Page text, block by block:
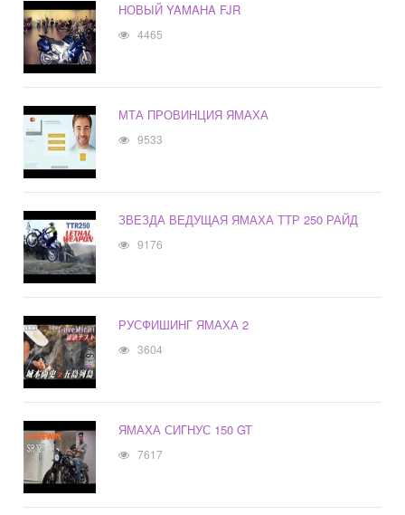
НОВЫЙ YAMAHA FJR
4465
МТА ПРОВИНЦИЯ ЯМАХА
9533
ЗВЕЗДА ВЕДУЩАЯ ЯМАХА ТТР 250 РАЙД
9176
РУСФИШИНГ ЯМАХА 2
3604
ЯМАХА СИГНУС 150 GT
7617